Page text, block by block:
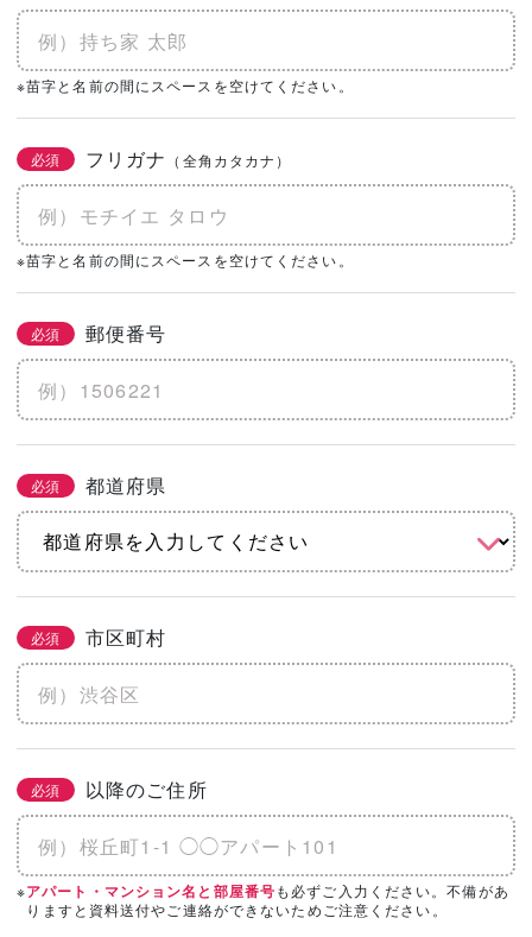
※苗字と名前の間にスペースを空けてください。
必須 フリガナ （全角カタカナ）
※苗字と名前の間にスペースを空けてください。
必須 郵便番号
必須 都道府県
必須 市区町村
必須 以降のご住所
※アパート・マンション名と部屋番号も必ずご入力ください。不備があ
りますと資料送付やご連絡ができないためご注意ください。